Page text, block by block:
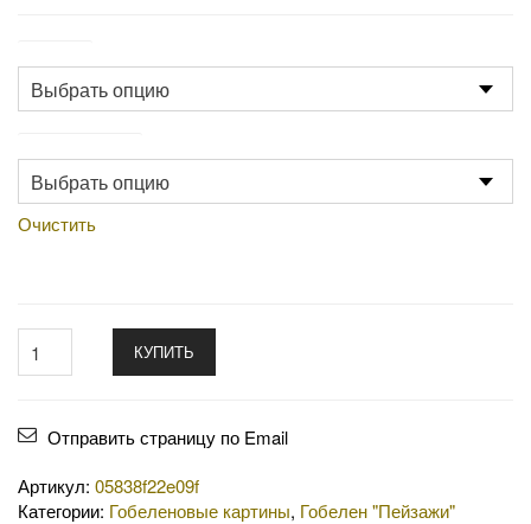
Очистить
КУПИТЬ
Отправить страницу по Email
Артикул: 05838f22e09f
Категории: Гобеленовые картины, Гобелен "Пейзажи"